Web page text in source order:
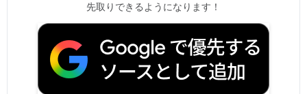
先取りできるようになります！